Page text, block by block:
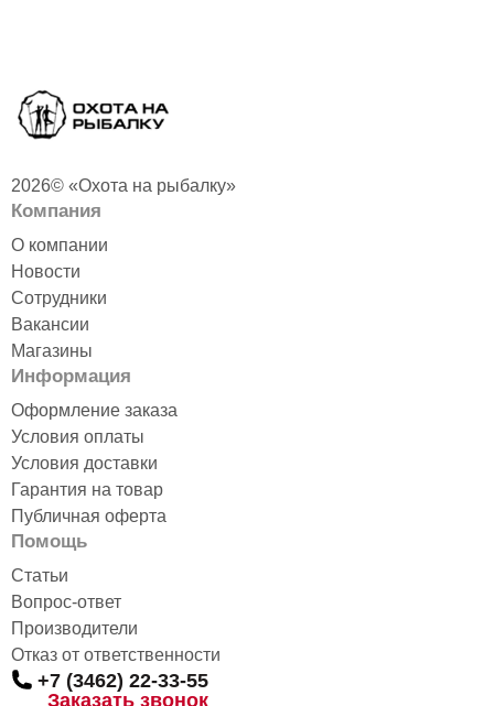
2026© «Охота на рыбалку»
Компания
О компании
Новости
Сотрудники
Вакансии
Магазины
Информация
Оформление заказа
Условия оплаты
Условия доставки
Гарантия на товар
Публичная оферта
Помощь
Статьи
Вопрос-ответ
Производители
Отказ от ответственности
+7 (3462) 22-33-55
Заказать звонок